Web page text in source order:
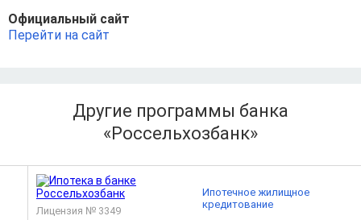
Официальный сайт
Перейти на сайт
Другие программы банка
«Россельхозбанк»
Лицензия № 3349
Ипотечное жилищное
кредитование